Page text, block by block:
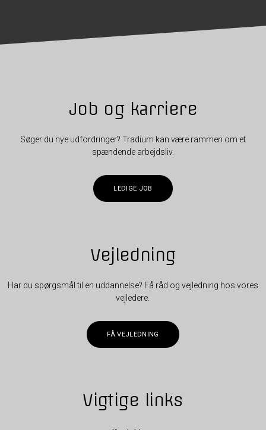
Job og karriere
Søger du nye udfordringer? Tradium kan være rammen om et
spændende arbejdsliv.
LEDIGE JOB
Vejledning
Har du spørgsmål til en uddannelse? Få råd og vejledning hos vores
vejledere.
FÅ VEJLEDNING
Vigtige links